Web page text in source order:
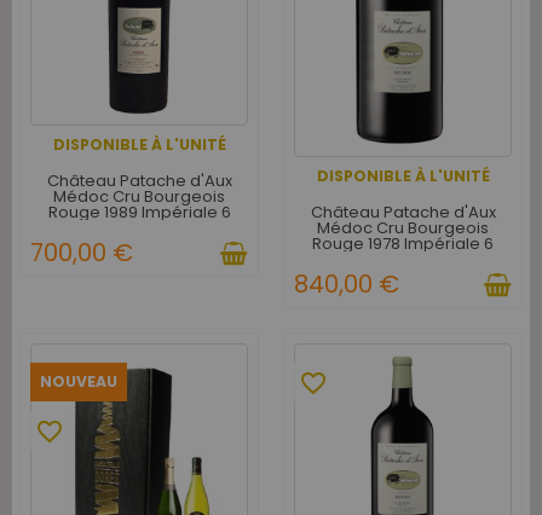
DISPONIBLE À L'UNITÉ
Château Patache d'Aux
Médoc Cru Bourgeois
Rouge 1989 Impériale 6
litres - Caisse Bois d'origine
d'1 Impériale
700,00 €
DISPONIBLE À L'UNITÉ
Château Patache d'Aux
Médoc Cru Bourgeois
Rouge 1978 Impériale 6
litres - Caisse Bois d'origine
d'1 Impériale
840,00 €
NOUVEAU
favorite_border
favorite_border